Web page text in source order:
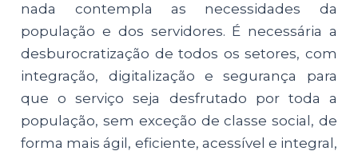
nada contempla as necessidades da
população e dos servidores. É necessária a
desburocratização de todos os setores, com
integração, digitalização e segurança para
que o serviço seja desfrutado por toda a
população, sem exceção de classe social, de
forma mais ágil, eficiente, acessível e integral,